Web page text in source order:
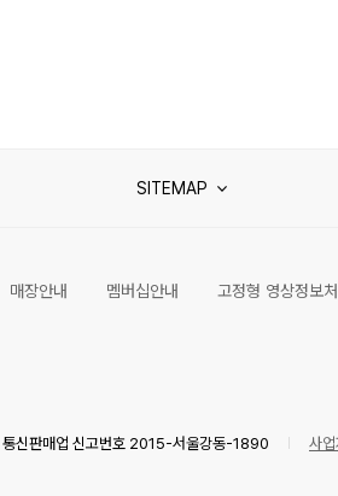
SITEMAP
매장안내 멤버십안내 고정형 영상정보
통신판매업 신고번호 2015-서울강동-1890 사